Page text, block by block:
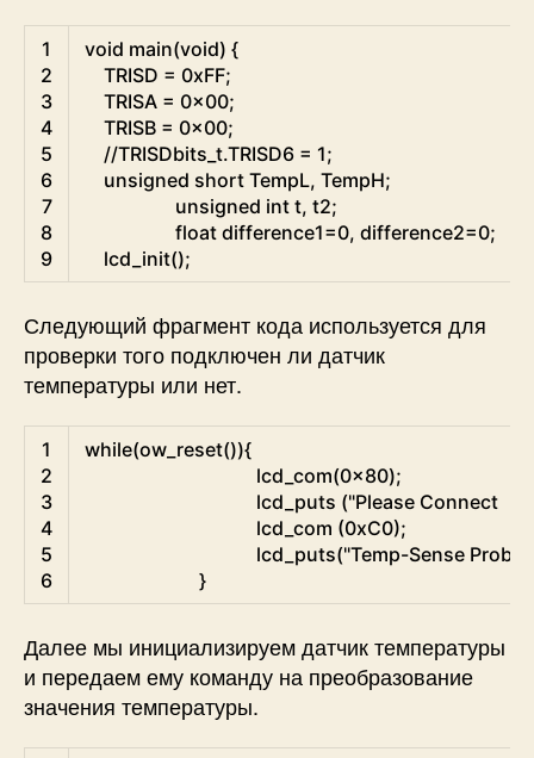
1
2
3
4
5
6
7
8
9
void main(void) {
TRISD = 0xFF;
TRISA = 0x00;
TRISB = 0x00;
//TRISDbits_t.TRISD6 = 1;
unsigned short TempL, TempH;
unsigned int t, t2;
float difference1=0, difference2=0;
lcd_init();
Следующий фрагмент кода используется для
проверки того подключен ли датчик
температуры или нет.
1
2
3
4
5
6
while(ow_reset()){
lcd_com(0x80);
lcd_puts ("Please Connect   "
lcd_com (0xC0);
lcd_puts("Temp-Sense Probe"
}
Далее мы инициализируем датчик температуры
и передаем ему команду на преобразование
значения температуры.